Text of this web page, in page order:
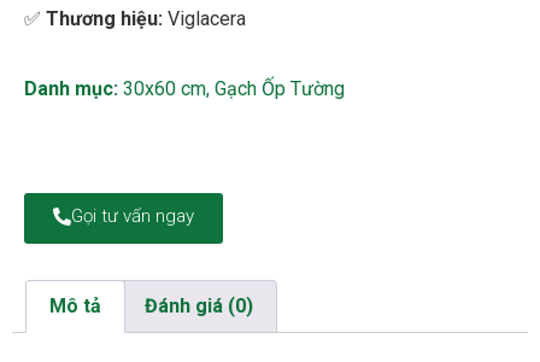
✅ Thương hiệu: Viglacera
Danh mục: 30x60 cm, Gạch Ốp Tường
Gọi tư vấn ngay
Mô tả Đánh giá (0)